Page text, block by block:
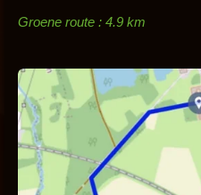
Groene route : 4.9 km